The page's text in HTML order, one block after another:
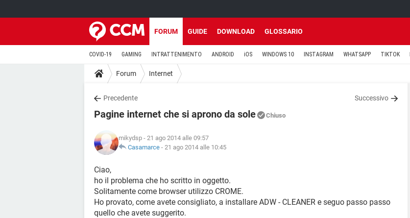
FORUM GUIDE DOWNLOAD GLOSSARIO
COVID-19 GAMING INTRATTENIMENTO ANDROID iOS WINDOWS 10 INSTAGRAM WHATSAPP TIKTOK
Forum Internet
Precedente Successivo
Pagine internet che si aprono da sole Chiuso
mikydsp - 21 ago 2014 alle 09:57
Casamarce - 21 ago 2014 alle 10:45
Ciao,
ho il problema che ho scritto in oggetto.
Solitamente come browser utilizzo CROME.
Ho provato, come avete consigliato, a installare ADW - CLEANER e seguo passo passo
quello che avete suggerito.